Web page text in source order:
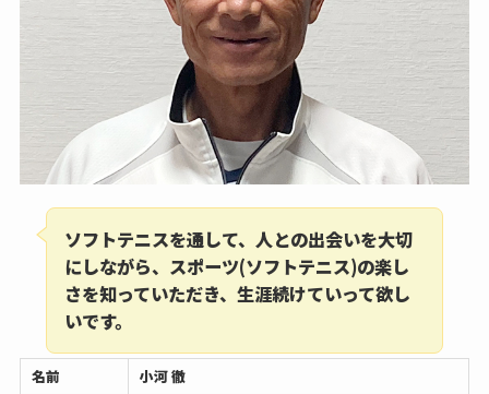
ソフトテニスを通して、人との出会いを大切
にしながら、スポーツ(ソフトテニス)の楽し
さを知っていただき、生涯続けていって欲し
いです。
名前
小河 徹